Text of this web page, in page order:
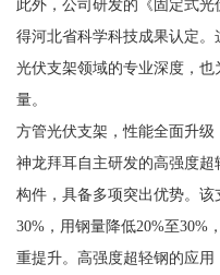
此外，公司研发的《固定式
得河北省科学科技成果认定
光伏支架领域的专业深度，
量。
方管光伏支架，性能全面升级
神龙拜耳自主研发的高强度
构件，具备多项突出优势。
30%，用钢量降低20%至30%
重提升。高强度超轻钢的应